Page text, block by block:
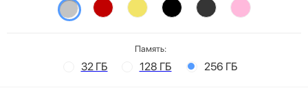
Память:
32 ГБ 128 ГБ 256 ГБ